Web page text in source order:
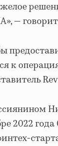
—
к
2022